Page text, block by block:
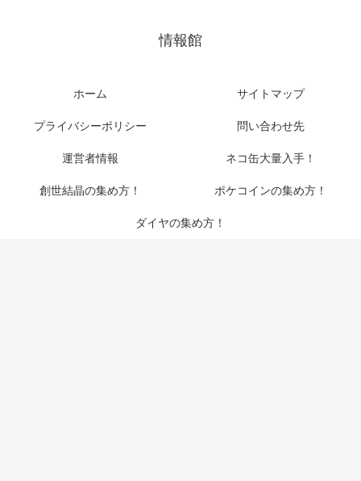
情報館
ホーム サイトマップ
プライバシーポリシー 問い合わせ先
運営者情報 ネコ缶大量入手！
創世結晶の集め方！ ポケコインの集め方！
ダイヤの集め方！